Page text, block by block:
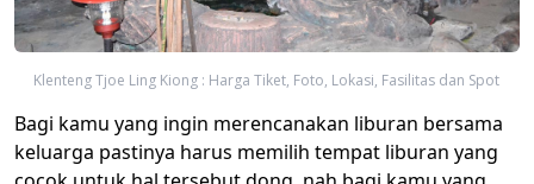
Klenteng Tjoe Ling Kiong : Harga Tiket, Foto, Lokasi, Fasilitas dan Spot
Bagi kamu yang ingin merencanakan liburan bersama
keluarga pastinya harus memilih tempat liburan yang